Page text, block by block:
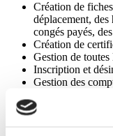
Création de
déplacement, des
congés payés,
Création de
Gestion de toutes
Inscription et
Gestion des
l’administration